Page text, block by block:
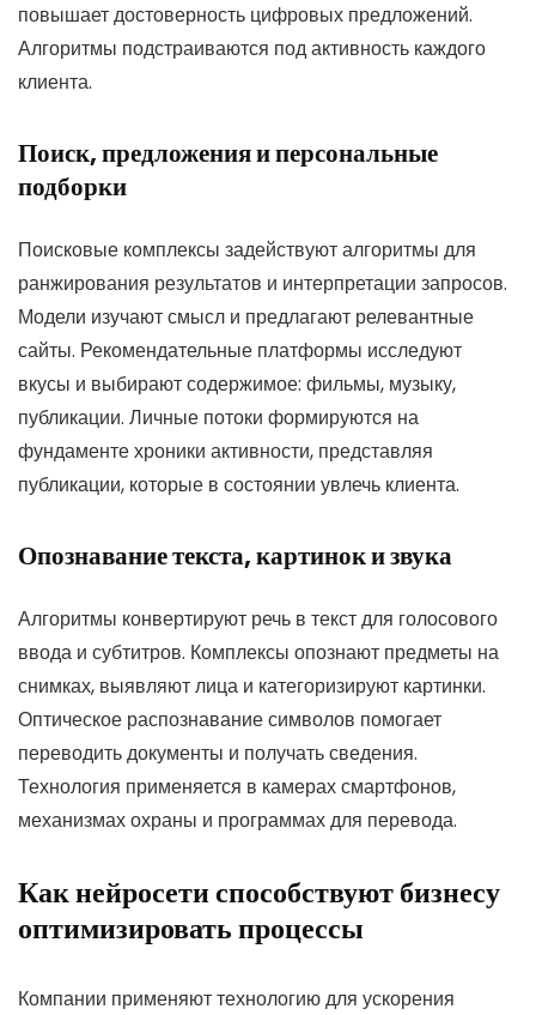
повышает достоверность цифровых предложений.
Алгоритмы подстраиваются под активность каждого
клиента.
Поиск, предложения и персональные
подборки
Поисковые комплексы задействуют алгоритмы для
ранжирования результатов и интерпретации запросов.
Модели изучают смысл и предлагают релевантные
сайты. Рекомендательные платформы исследуют
вкусы и выбирают содержимое: фильмы, музыку,
публикации. Личные потоки формируются на
фундаменте хроники активности, представляя
публикации, которые в состоянии увлечь клиента.
Опознавание текста, картинок и звука
Алгоритмы конвертируют речь в текст для голосового
ввода и субтитров. Комплексы опознают предметы на
снимках, выявляют лица и категоризируют картинки.
Оптическое распознавание символов помогает
переводить документы и получать сведения.
Технология применяется в камерах смартфонов,
механизмах охраны и программах для перевода.
Как нейросети способствуют бизнесу
оптимизировать процессы
Компании применяют технологию для ускорения